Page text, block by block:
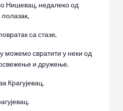
Нишевац, недалеко од
са стазе,
можемо свратити у неки од
и дружење.
Крагујевац,